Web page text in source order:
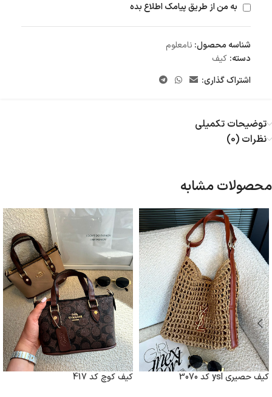
به من از طریق پیامک اطلاع بده
شناسه محصول: نامعلوم
دسته: کیف
اشتراک گذاری:
توضیحات تکمیلی
نظرات (0)
محصولات مشابه
کیف حصیری ysl کد 3070 کیف کوچ کد 417